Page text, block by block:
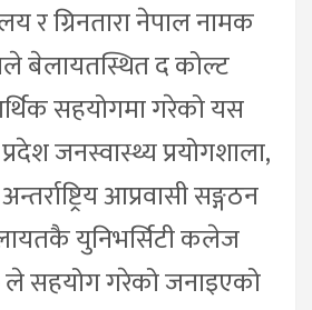
र ग्रिनतारा नेपाल नामक
बेलायतस्थित द कोल्ट
सहयोगमा गरेको यस
जनस्वास्थ्य प्रयोगशाला,
आप्रवासी सङ्गठन
युनिभर्सिटी कलेज
सहयोग गरेको जनाइएको